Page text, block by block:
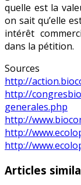
quelle est la
on sait qu’elle
intérêt
dans la pétition.
Sources
http://
http://
generales.php
http://
http://
http://
Articles